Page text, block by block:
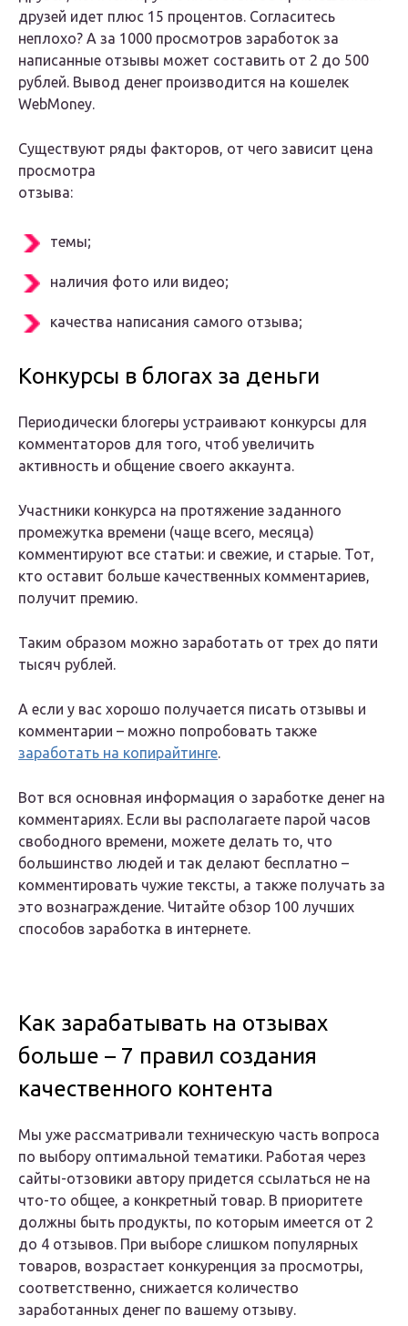
друзей идет плюс 15 процентов. Согласитесь
неплохо? А за 1000 просмотров заработок за
написанные отзывы может составить от 2 до 500
рублей. Вывод денег производится на кошелек
WebMoney.
Существуют ряды факторов, от чего зависит цена
просмотра
отзыва:
темы;
наличия фото или видео;
качества написания самого отзыва;
Конкурсы в блогах за деньги
Периодически блогеры устраивают конкурсы для
комментаторов для того, чтоб увеличить
активность и общение своего аккаунта.
Участники конкурса на протяжение заданного
промежутка времени (чаще всего, месяца)
комментируют все статьи: и свежие, и старые. Тот,
кто оставит больше качественных комментариев,
получит премию.
Таким образом можно заработать от трех до пяти
тысяч рублей.
А если у вас хорошо получается писать отзывы и
комментарии – можно попробовать также
заработать на копирайтинге.
Вот вся основная информация о заработке денег на
комментариях. Если вы располагаете парой часов
свободного времени, можете делать то, что
большинство людей и так делают бесплатно –
комментировать чужие тексты, а также получать за
это вознаграждение. Читайте обзор 100 лучших
способов заработка в интернете.
Как зарабатывать на отзывах
больше – 7 правил создания
качественного контента
Мы уже рассматривали техническую часть вопроса
по выбору оптимальной тематики. Работая через
сайты-отзовики автору придется ссылаться не на
что-то общее, а конкретный товар. В приоритете
должны быть продукты, по которым имеется от 2
до 4 отзывов. При выборе слишком популярных
товаров, возрастает конкуренция за просмотры,
соответственно, снижается количество
заработанных денег по вашему отзыву.